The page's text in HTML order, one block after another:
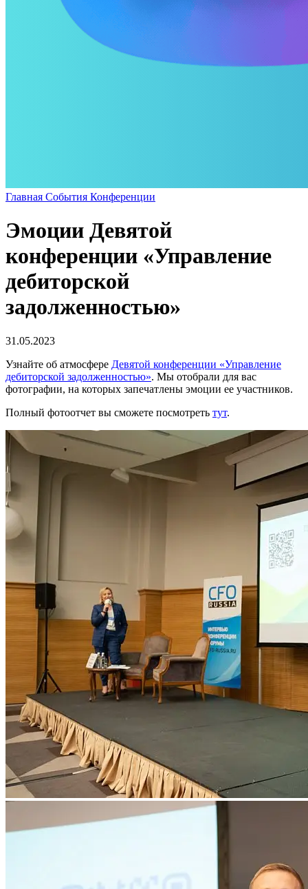
Главная События Конференции
Эмоции Девятой
конференции «Управление
дебиторской
задолженностью»
31.05.2023
Узнайте об атмосфере Девятой конференции «Управление
дебиторской задолженностью». Мы отобрали для вас
фотографии, на которых запечатлены эмоции ее участников.
Полный фотоотчет вы сможете посмотреть тут.